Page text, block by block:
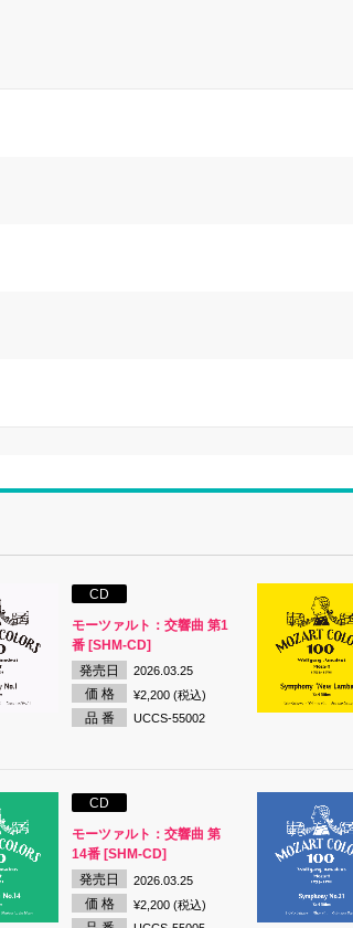
CD
モーツァルト：交響曲 第1
番 [SHM-CD]
発売日
2026.03.25
価 格 ¥2,200 (税込)
品 番 UCCS-55002
CD
モーツァルト：交響曲 第
14番 [SHM-CD]
発売日
2026.03.25
価 格 ¥2,200 (税込)